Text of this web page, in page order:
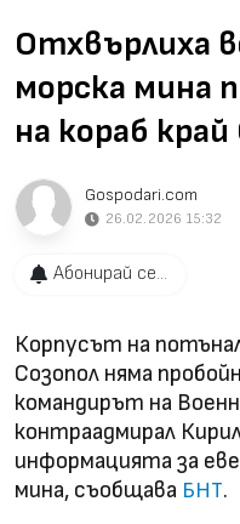
Отхвърлиха
морска мина
на кораб
Gospodari.com
26.02.2026 15:32
Абонирай се...
Корпусът на
Созопол няма
командирът на
контраадмирал
информацията за
мина, съобщава БНТ.